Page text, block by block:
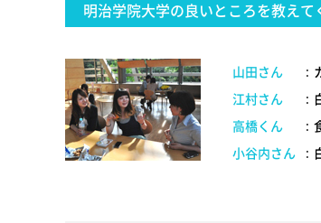
明治学院大学の良いところを教えて
山田さん :
江村さん
:
高橋くん
:
小谷内さん
: